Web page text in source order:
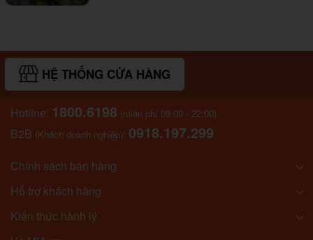
HỆ THỐNG CỬA HÀNG
Hotline: 1800.6198 (miễn phí 09:00 - 22:00)
B2B (Khách doanh nghiệp): 0918.197.299
Chính sách bán hàng
Hỗ trợ khách hàng
Kiến thức hành lý